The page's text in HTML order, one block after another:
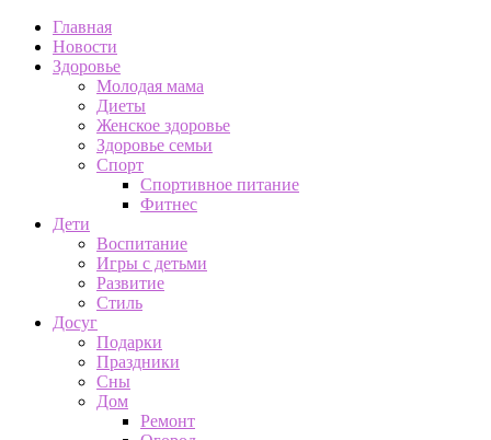
Главная
Новости
Здоровье
Молодая мама
Диеты
Женское здоровье
Здоровье семьи
Спорт
Спортивное питание
Фитнес
Дети
Воспитание
Игры с детьми
Развитие
Стиль
Досуг
Подарки
Праздники
Сны
Дом
Ремонт